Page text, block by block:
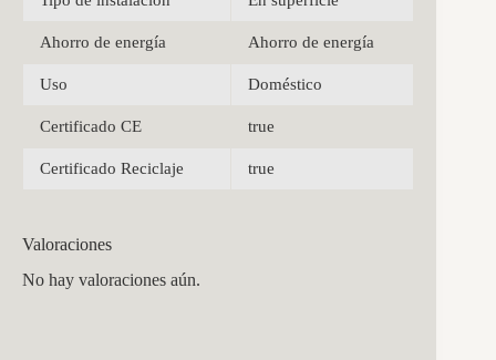
Ahorro de energía Ahorro de energía
Uso Doméstico
Certificado CE true
Certificado Reciclaje true
Valoraciones
No hay valoraciones aún.